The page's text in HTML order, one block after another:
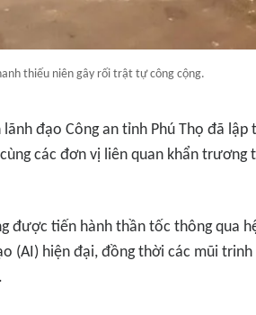
thiếu niên gây rối trật tự công cộng.
lãnh đạo Công an tỉnh Phú Thọ đã lập
các đơn vị liên quan khẩn trương
được tiến hành thần tốc thông qua
(AI) hiện đại, đồng thời các mũi trinh